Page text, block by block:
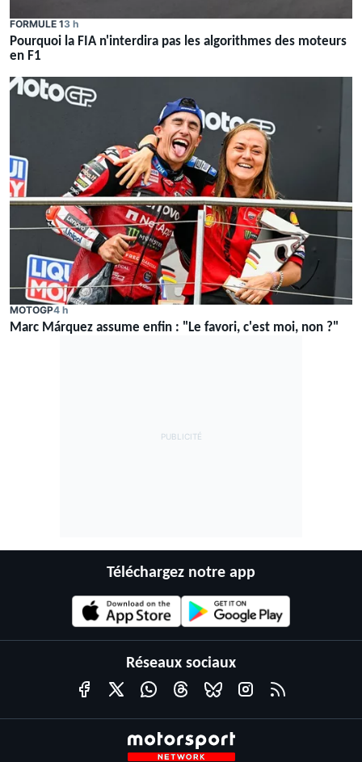
FORMULE 13 h
Pourquoi la FIA n'interdira pas les algorithmes des moteurs
en F1
MOTOGP4 h
Marc Márquez assume enfin : "Le favori, c'est moi, non ?"
Téléchargez notre app
Réseaux sociaux